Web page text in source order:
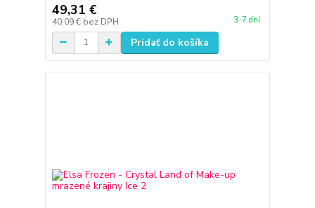
49,31 €
40,09 € bez DPH 3-7 dní
Pridať do košíka